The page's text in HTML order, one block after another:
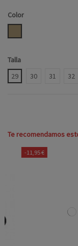
Color
Talla
29
30 31 32
Te recomendamos
-11,95 €